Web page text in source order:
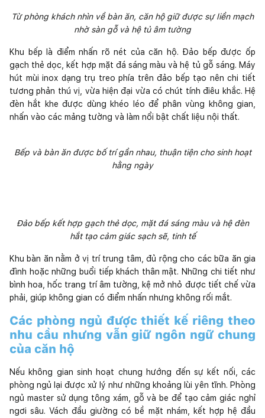
Từ phòng khách nhìn về bàn ăn, căn hộ giữ được sự liền mạch
nhờ sàn gỗ và hệ tủ âm tường
Khu bếp là điểm nhấn rõ nét của căn hộ. Đảo bếp được ốp
gạch thẻ dọc, kết hợp mặt đá sáng màu và hệ tủ gỗ sáng. Máy
hút mùi inox dạng trụ treo phía trên đảo bếp tạo nên chi tiết
tương phản thú vị, vừa hiện đại vừa có chút tính điêu khắc. Hệ
đèn hắt khe được dùng khéo léo để phân vùng không gian,
nhấn vào các mảng tường và làm nổi bật chất liệu nội thất.
Bếp và bàn ăn được bố trí gần nhau, thuận tiện cho sinh hoạt
hằng ngày
Đảo bếp kết hợp gạch thẻ dọc, mặt đá sáng màu và hệ đèn
hắt tạo cảm giác sạch sẽ, tinh tế
Khu bàn ăn nằm ở vị trí trung tâm, đủ rộng cho các bữa ăn gia
đình hoặc những buổi tiếp khách thân mật. Những chi tiết như
bình hoa, hốc trang trí âm tường, kệ mở nhỏ được tiết chế vừa
phải, giúp không gian có điểm nhấn nhưng không rối mắt.
Các phòng ngủ được thiết kế riêng theo
nhu cầu nhưng vẫn giữ ngôn ngữ chung
của căn hộ
Nếu không gian sinh hoạt chung hướng đến sự kết nối, các
phòng ngủ lại được xử lý như những khoảng lùi yên tĩnh. Phòng
ngủ master sử dụng tông xám, gỗ và be để tạo cảm giác nghỉ
ngơi sâu. Vách đầu giường có bề mặt nhám, kết hợp hệ đầu